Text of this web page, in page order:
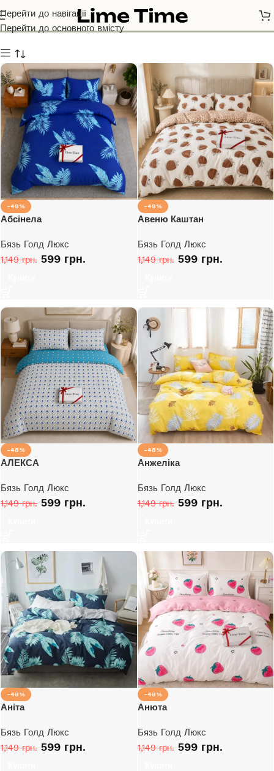
Перейти до навігації
Перейти до основного вмісту
Бязь Голд Люкс
-48%
Абсінела
Бязь Голд Люкс
1,149грн. 599 грн.
-48%
Авеню Каштан
Бязь Голд Люкс
1,149грн. 599 грн.
-48%
АЛЕКСА
Бязь Голд Люкс
1,149грн. 599 грн.
-48%
Анжеліка
Бязь Голд Люкс
1,149грн. 599 грн.
-48%
Аніта
Бязь Голд Люкс
1,149грн. 599 грн.
-48%
Анюта
Бязь Голд Люкс
1,149грн. 599 грн.